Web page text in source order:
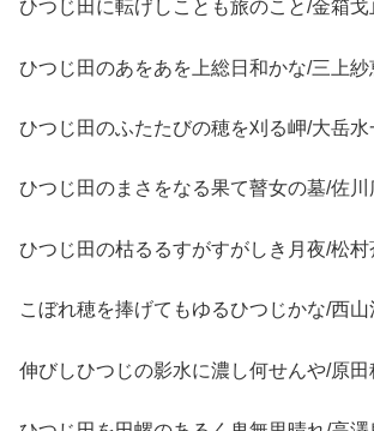
ひつじ田に転げしことも旅のこと/金箱戈
ひつじ田のあをあを上総日和かな/三上紗
ひつじ田のふたたびの穂を刈る岬/大岳水
ひつじ田のまさをなる果て瞽女の墓/佐川
ひつじ田の枯るるすがすがしき月夜/松村
こぼれ穂を捧げてもゆるひつじかな/西山
伸びしひつじの影水に濃し何せんや/原田